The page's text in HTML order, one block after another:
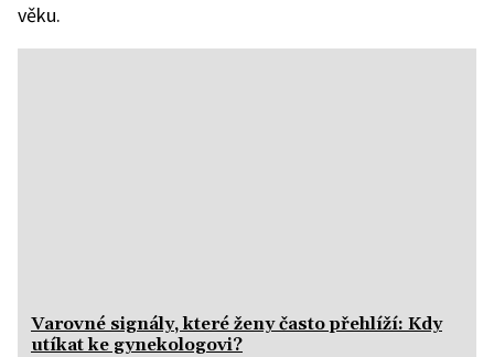
věku.
Varovné signály, které ženy často přehlíží: Kdy
utíkat ke gynekologovi?